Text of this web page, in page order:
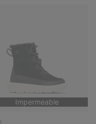
Impermeable